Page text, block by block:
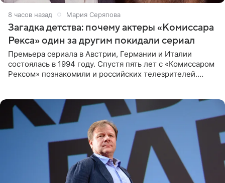
8 часов назад Мария Серяпова
Загадка детства: почему актеры «Комиссара
Рекса» один за другим покидали сериал
Премьера сериала в Австрии, Германии и Италии
состоялась в 1994 году. Спустя пять лет с «Комиссаром
Рексом» познакомили и российских телезрителей.